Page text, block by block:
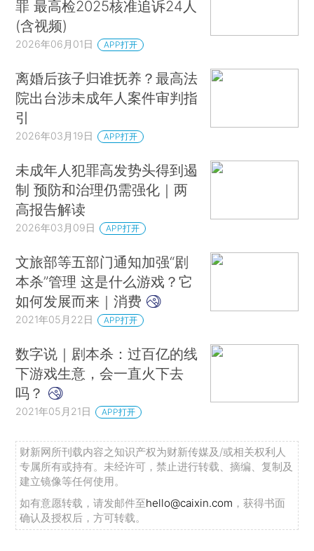
罪 最高检2025核准追诉24人
(含视频)
2026年06月01日 APP打开
离婚后孩子归谁抚养？最高法
院出台涉未成年人案件审判指
引
2026年03月19日 APP打开
未成年人犯罪高发势头得到遏
制 预防和治理仍需强化｜两
高报告解读
2026年03月09日 APP打开
文旅部等五部门通知加强“剧
本杀”管理 这是什么游戏？它
如何发展而来｜消费
2021年05月22日 APP打开
数字说｜剧本杀：过百亿的线
下游戏生意，会一直火下去
吗？
2021年05月21日 APP打开
财新网所刊载内容之知识产权为财新传媒及/或相关权利人
专属所有或持有。未经许可，禁止进行转载、摘编、复制及
建立镜像等任何使用。
如有意愿转载，请发邮件至hello@caixin.com ，获得书面
确认及授权后，方可转载。